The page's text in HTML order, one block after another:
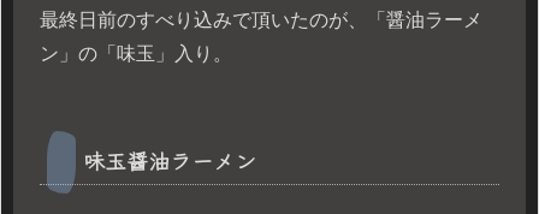
最終日前のすべり込みで頂いたのが、「醤油ラーメ
ン」の「味玉」入り。
味玉醤油ラーメン